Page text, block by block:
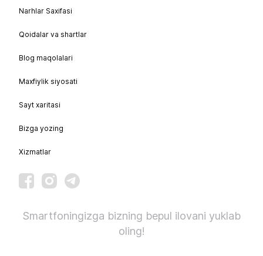
Narhlar Saxifasi
Qoidalar va shartlar
Blog maqolalari
Maxfiylik siyosati
Sayt xaritasi
Bizga yozing
Xizmatlar
Smartfoningizga bizning bepul ilovani yuklab
oling!